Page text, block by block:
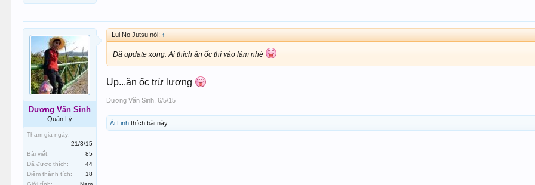
Dương Văn Sinh
Quản Lý
Tham gia ngày:
21/3/15
Bài viết:
85
Đã được thích:
44
Điểm thành tích:
18
Lui No Jutsu nói: ↑
Đã update xong. Ai thích ăn ốc thì vào làm nhé
Up...ăn ốc trừ lương
Dương Văn Sinh 6/5/15
Ái Linh thích bài này.